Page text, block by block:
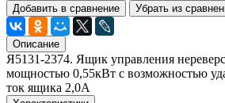
Добавить в сравнение Убрать из
Описание
Я5131-2374. Ящик управления
мощностью 0,55кВт с возможностью
ток ящика 2,0А